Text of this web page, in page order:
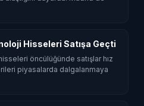
Hisseleri Satışa Geçti
öncülüğünde satışlar hız
piyasalarda dalgalanmaya